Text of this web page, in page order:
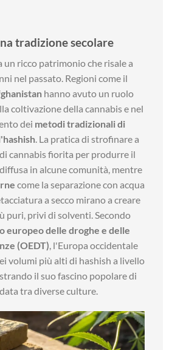
tradizione secolare
un ricco patrimonio che risale a
nel passato. Regioni come il
hanno avuto un ruolo
coltivazione della cannabis e nel
dei metodi tradizionali di
. La pratica di strofinare a
cannabis fiorita per produrre il
in alcune comunità, mentre
come la separazione con acqua
a secco mirano a creare
puri, privi di solventi. Secondo
europeo delle droghe e delle
(OEDT), l'Europa occidentale
volumi più alti di hashish a livello
il suo fascino popolare di
tra diverse culture.